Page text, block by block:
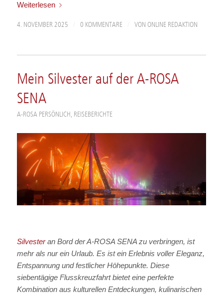
Weiterlesen
4. NOVEMBER 2025 0 KOMMENTARE VON ONLINE REDAKTION
Mein Silvester auf der A-ROSA
SENA
A-ROSA PERSÖNLICH , REISEBERICHTE
Silvesteran Bord der A-ROSA SENA zu verbringen, ist
mehr als nur ein Urlaub. Es ist ein Erlebnis voller Eleganz,
Entspannung und festlicher Höhepunkte. Diese
siebentägige Flusskreuzfahrt bietet eine perfekte
Kombination aus kulturellen Entdeckungen, kulinarischen